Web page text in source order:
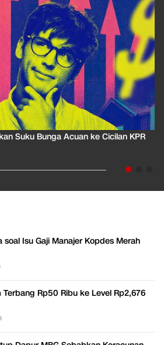
Suku Bunga Acuan ke Cicilan KPR
soal Isu Gaji Manajer Kopdes Merah
Rp50 Ribu ke Level Rp2,676